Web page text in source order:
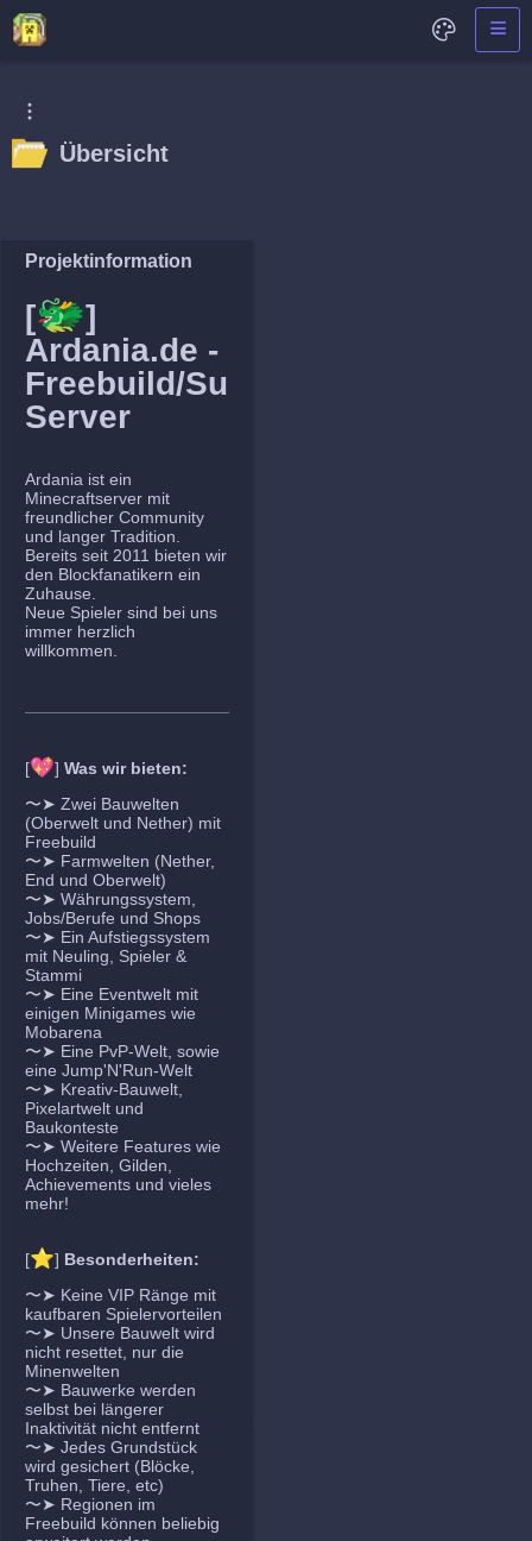
Übersicht
Projektinformation
[🐲]
Ardania.de -
Freebuild/Survival
Server
Ardania ist ein
Minecraftserver mit
freundlicher Community
und langer Tradition.
Bereits seit 2011 bieten wir
den Blockfanatikern ein
Zuhause.
Neue Spieler sind bei uns
immer herzlich
willkommen.
[💖] Was wir bieten:
〜➤ Zwei Bauwelten
(Oberwelt und Nether) mit
Freebuild
〜➤ Farmwelten (Nether,
End und Oberwelt)
〜➤ Währungssystem,
Jobs/Berufe und Shops
〜➤ Ein Aufstiegssystem
mit Neuling, Spieler &
Stammi
〜➤ Eine Eventwelt mit
einigen Minigames wie
Mobarena
〜➤ Eine PvP-Welt, sowie
eine Jump'N'Run-Welt
〜➤ Kreativ-Bauwelt,
Pixelartwelt und
Baukonteste
〜➤ Weitere Features wie
Hochzeiten, Gilden,
Achievements und vieles
mehr!
[⭐] Besonderheiten:
〜➤ Keine VIP Ränge mit
kaufbaren Spielervorteilen
〜➤ Unsere Bauwelt wird
nicht resettet, nur die
Minenwelten
〜➤ Bauwerke werden
selbst bei längerer
Inaktivität nicht entfernt
〜➤ Jedes Grundstück
wird gesichert (Blöcke,
Truhen, Tiere, etc)
〜➤ Regionen im
Freebuild können beliebig